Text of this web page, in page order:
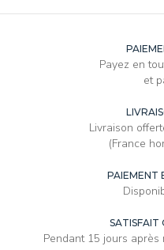
314,00€.188,00€.
Payez en
et
Livraison
(France
PAIEMENT
SATISFAIT
Pendant 15 jours